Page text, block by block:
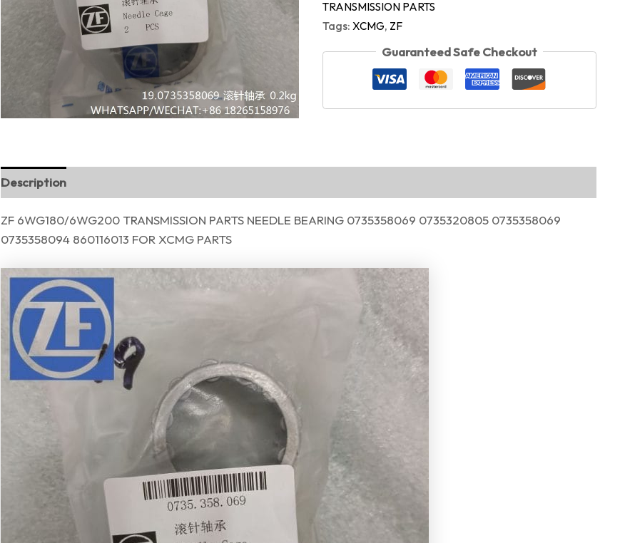
TRANSMISSION PARTS
Tags: XCMG, ZF
Guaranteed Safe Checkout
Description
ZF 6WG180/6WG200 TRANSMISSION PARTS NEEDLE BEARING 0735358069 0735320805 0735358069
0735358094 860116013 FOR XCMG PARTS